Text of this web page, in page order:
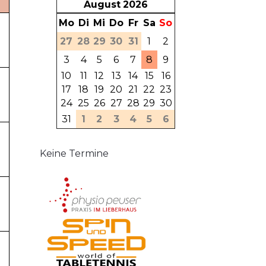
August 2026
Mo Di Mi Do Fr Sa So
27 28 29 30 31 1
2
3
4 5 6 7 8
9
10
11 12 13 14 15
16
17
18 19 20 21 22 23
24 25 26 27 28 29 30
31
1 2 3 4 5 6
Keine Termine